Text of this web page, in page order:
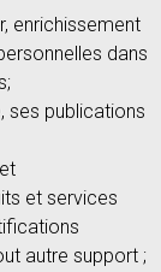
enrichissement
dans
ses publications
et services
autre support ;